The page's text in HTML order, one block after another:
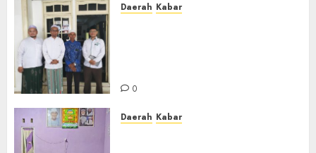
Daerah Kabar
0
Daerah Kabar